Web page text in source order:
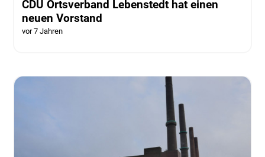
CDU Ortsverband Lebenstedt hat einen
neuen Vorstand
vor 7 Jahren